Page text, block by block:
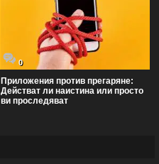
0
Приложения против прегаряне:
Действат ли наистина или просто
ви проследяват